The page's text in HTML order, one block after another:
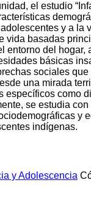
el estudio
y a la
vida basadas
entorno del hogar,
básicas
sociales que
una mirada
específicos como
se estudia
y
indígenas.
y Adolescencia